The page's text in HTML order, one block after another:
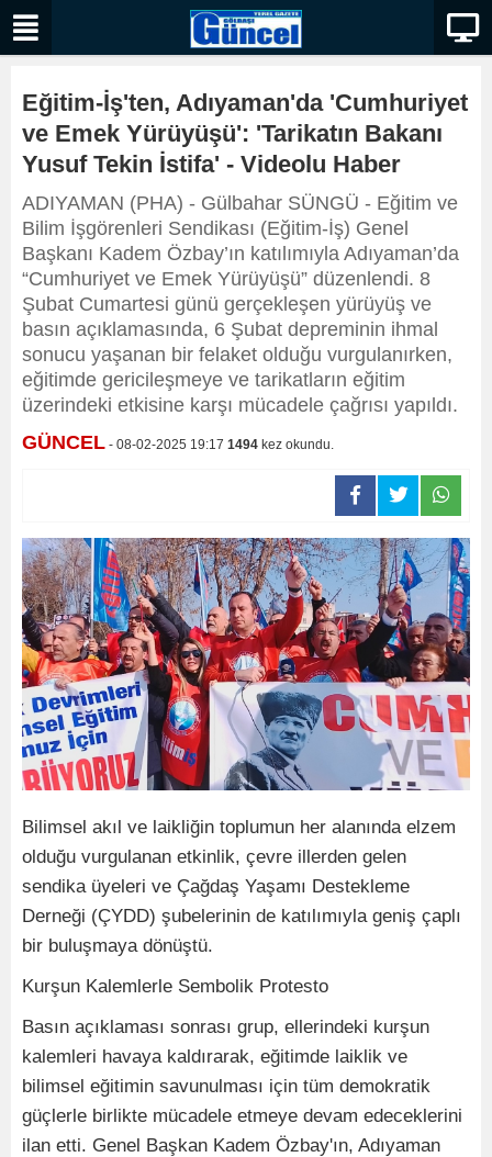
Eğitim-İş'ten, Adıyaman'da 'Cumhuriyet
ve Emek Yürüyüşü': 'Tarikatın Bakanı
Yusuf Tekin İstifa' - Videolu Haber
ADIYAMAN (PHA) - Gülbahar SÜNGÜ - Eğitim ve
Bilim İşgörenleri Sendikası (Eğitim-İş) Genel
Başkanı Kadem Özbay’ın katılımıyla Adıyaman’da
“Cumhuriyet ve Emek Yürüyüşü” düzenlendi. 8
Şubat Cumartesi günü gerçekleşen yürüyüş ve
basın açıklamasında, 6 Şubat depreminin ihmal
sonucu yaşanan bir felaket olduğu vurgulanırken,
eğitimde gericileşmeye ve tarikatların eğitim
üzerindeki etkisine karşı mücadele çağrısı yapıldı.
GÜNCEL - 08-02-2025 19:17 1494 kez okundu.
Bilimsel akıl ve laikliğin toplumun her alanında elzem
olduğu vurgulanan etkinlik, çevre illerden gelen
sendika üyeleri ve Çağdaş Yaşamı Destekleme
Derneği (ÇYDD) şubelerinin de katılımıyla geniş çaplı
bir buluşmaya dönüştü.
Kurşun Kalemlerle Sembolik Protesto
Basın açıklaması sonrası grup, ellerindeki kurşun
kalemleri havaya kaldırarak, eğitimde laiklik ve
bilimsel eğitimin savunulması için tüm demokratik
güçlerle birlikte mücadele etmeye devam edeceklerini
ilan etti. Genel Başkan Kadem Özbay'ın, Adıyaman